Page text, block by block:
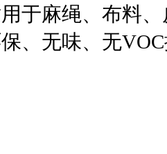
麻绳、布料、
无味、无VOC